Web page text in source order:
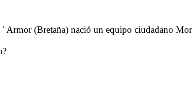
Armor (Bretaña) nació un equipo ciudadano